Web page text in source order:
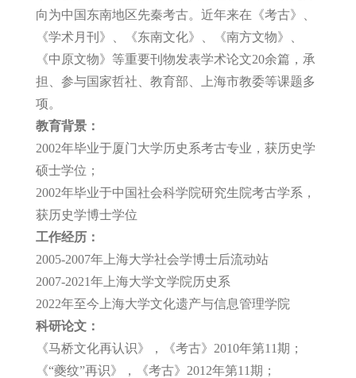
向为中国东南地区先秦考古。近年来在《考古》、
《学术月刊》、《东南文化》、《南方文物》、
《中原文物》等重要刊物发表学术论文20余篇，承
担、参与国家哲社、教育部、上海市教委等课题多
项。
教育背景：
2002年毕业于厦门大学历史系考古专业，获历史学
硕士学位；
2002年毕业于中国社会科学院研究生院考古学系，
获历史学博士学位
工作经历：
2005-2007年上海大学社会学博士后流动站
2007-2021年上海大学文学院历史系
2022年至今上海大学文化遗产与信息管理学院
科研论文：
《马桥文化再认识》，《考古》2010年第11期；
《“夔纹”再识》，《考古》2012年第11期；